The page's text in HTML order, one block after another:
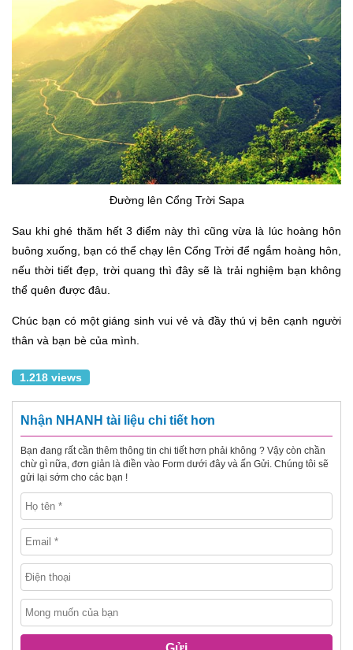
Đường lên Cổng Trời Sapa
Sau khi ghé thăm hết 3 điểm này thì cũng vừa là lúc hoàng hôn
buông xuống, bạn có thể chạy lên Cổng Trời để ngắm hoàng hôn,
nếu thời tiết đẹp, trời quang thì đây sẽ là trải nghiệm bạn không
thể quên được đâu.
Chúc bạn có một giáng sinh vui vẻ và đầy thú vị bên cạnh người
thân và bạn bè của mình.
1.218 views
Nhận NHANH tài liệu chi tiết hơn
Bạn đang rất cần thêm thông tin chi tiết hơn phải không ? Vậy còn chần
chừ gì nữa, đơn giản là điền vào Form dưới đây và ấn Gửi. Chúng tôi sẽ
gửi lại sớm cho các bạn !